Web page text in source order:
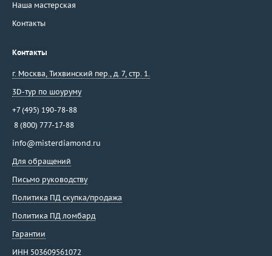
Наша мастерская
Контакты
Контакты
г. Москва, Тихвинский пер., д. 7, стр. 1.
3D-тур по шоуруму
+7 (495) 190-78-88
8 (800) 777-17-88
info@misterdiamond.ru
Для обращений
Письмо руководству
Политика ПД скупка/продажа
Политика ПД ломбард
Гарантии
ИНН 503609561072